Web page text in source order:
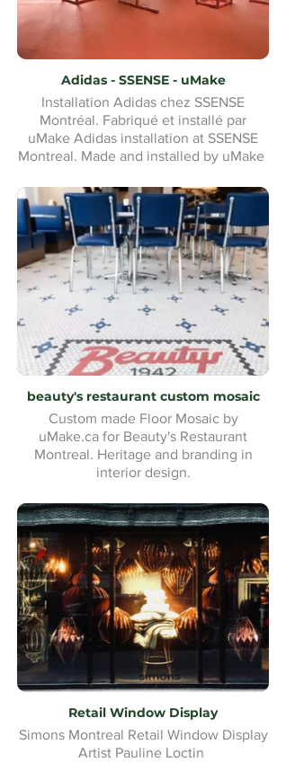
Adidas - SSENSE - uMake
Installation Adidas chez SSENSE
Montréal. Fabriqué et installé par
uMake Adidas installation at SSENSE
Montreal. Made and installed by uMake
beauty's restaurant custom mosaic
Custom made Floor Mosaic by
uMake.ca for Beauty's Restaurant
Montreal. Heritage and branding in
interior design.
Retail Window Display
Simons Montreal Retail Window Display
Artist Pauline Loctin